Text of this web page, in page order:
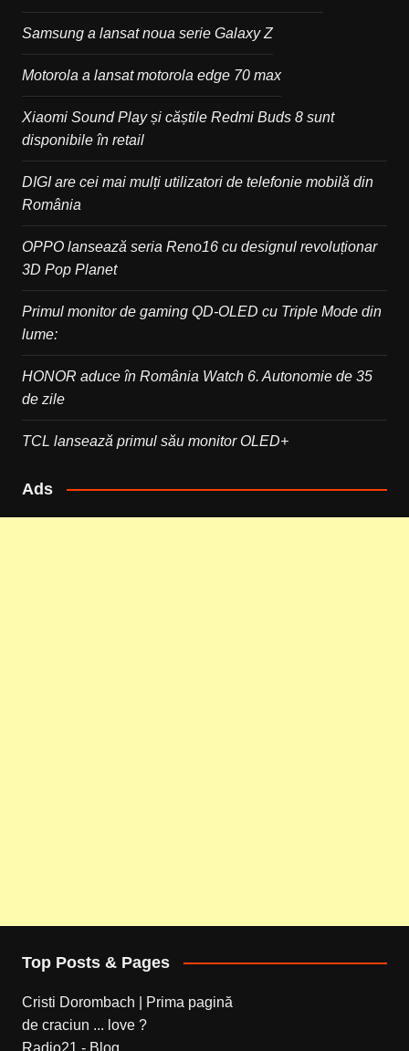
Samsung a lansat noua serie Galaxy Z
Motorola a lansat motorola edge 70 max
Xiaomi Sound Play și căștile Redmi Buds 8 sunt
disponibile în retail
DIGI are cei mai mulți utilizatori de telefonie mobilă din
România
OPPO lansează seria Reno16 cu designul revoluționar
3D Pop Planet
Primul monitor de gaming QD-OLED cu Triple Mode din
lume:
HONOR aduce în România Watch 6. Autonomie de 35
de zile
TCL lansează primul său monitor OLED+
Ads
Top Posts & Pages
Cristi Dorombach | Prima pagină
de craciun ... love ?
Radio21 - Blog